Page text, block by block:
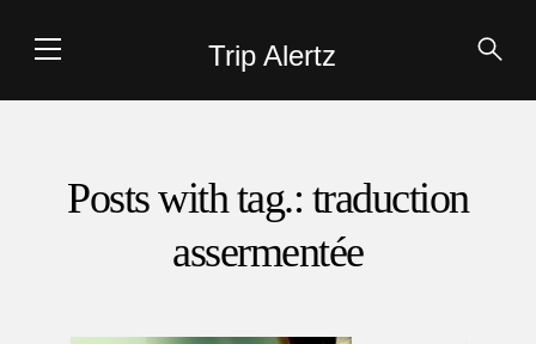
Trip Alertz
Posts with tag.: traduction
assermentée